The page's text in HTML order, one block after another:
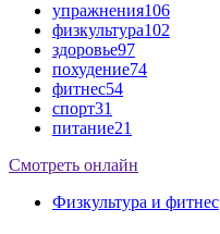
упражнения106
физкультура102
здоровье97
похудение74
фитнес54
спорт31
питание21
Смотреть онлайн
Физкультура и фитнес